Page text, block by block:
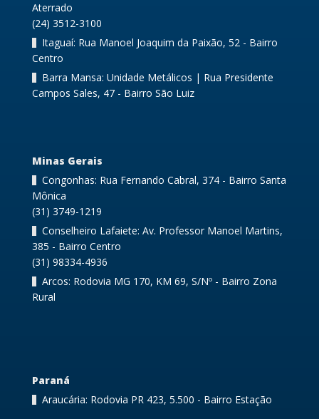
Aterrado
(24) 3512-3100
Itaguaí: Rua Manoel Joaquim da Paixão, 52 - Bairro
Centro
Barra Mansa: Unidade Metálicos | Rua Presidente
Campos Sales, 47 - Bairro São Luiz
Minas Gerais
Congonhas: Rua Fernando Cabral, 374 - Bairro Santa
Mônica
(31) 3749-1219
Conselheiro Lafaiete: Av. Professor Manoel Martins,
385 - Bairro Centro
(31) 98334-4936
Arcos: Rodovia MG 170, KM 69, S/Nº - Bairro Zona
Rural
Paraná
Araucária: Rodovia PR 423, 5.500 - Bairro Estação